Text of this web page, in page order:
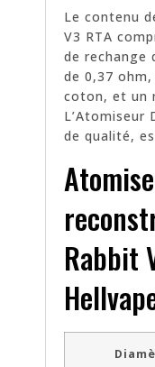
Le contenu
V3 RTA
de rechange
de 0,37 ohm,
coton, et un
L’Atomiseur
de qualité,
Rabbit